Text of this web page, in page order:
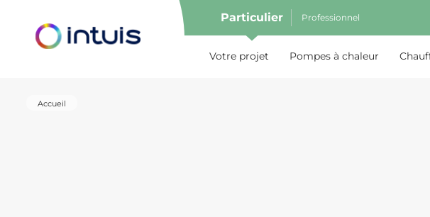
Particulier Professionnel
Votre projet Pompes à chaleur
menu
Accueil